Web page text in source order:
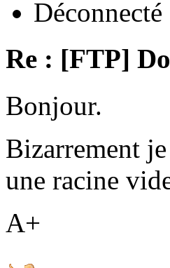
Déconnecté
Re : [FTP]
Bonjour.
Bizarrement
une racine
A+